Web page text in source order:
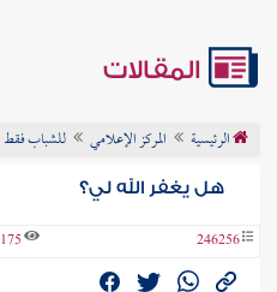
المقالات
الرئيسية المركز الإعلامي للشباب فقط
هل يغفر الله لي؟
246256
175